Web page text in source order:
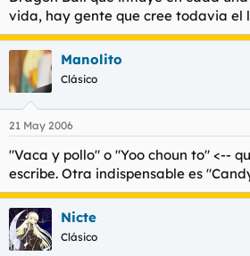
vida, hay gente que cree todavia el
Manolito
Clásico
21 May 2006
"Vaca y pollo" o "Yoo choun to" <--
escribe. Otra indispensable es
Nicte
Clásico